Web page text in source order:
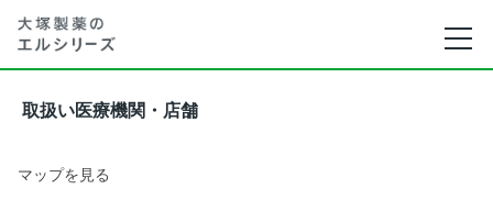
取扱い医療機関・店舗
マップを見る